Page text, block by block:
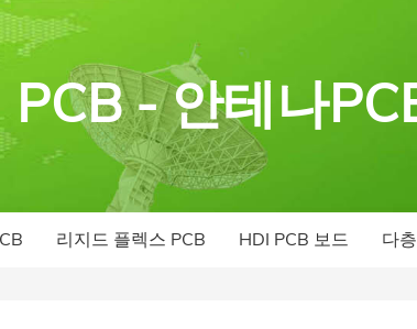
- 안테나
리지드 플렉스 PCB HDI PCB 보드 다